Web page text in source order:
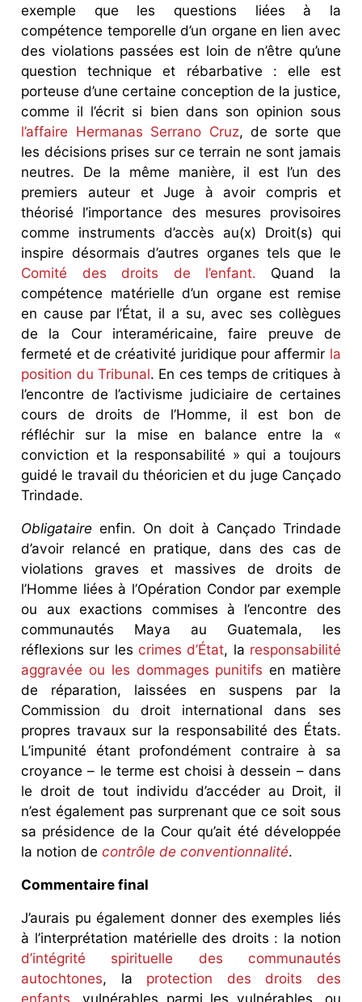
exemple que les questions liées à la
compétence temporelle d’un organe en lien avec
des violations passées est loin de n’être qu’une
question technique et rébarbative : elle est
porteuse d’une certaine conception de la justice,
comme il l’écrit si bien dans son opinion sous
l’affaire Hermanas Serrano Cruz, de sorte que
les décisions prises sur ce terrain ne sont jamais
neutres. De la même manière, il est l’un des
premiers auteur et Juge à avoir compris et
théorisé l’importance des mesures provisoires
comme instruments d’accès au(x) Droit(s) qui
inspire désormais d’autres organes tels que le
Comité des droits de l’enfant. Quand la
compétence matérielle d’un organe est remise
en cause par l’État, il a su, avec ses collègues
de la Cour interaméricaine, faire preuve de
fermeté et de créativité juridique pour affermir la
position du Tribunal. En ces temps de critiques à
l’encontre de l’activisme judiciaire de certaines
cours de droits de l’Homme, il est bon de
réfléchir sur la mise en balance entre la «
conviction et la responsabilité » qui a toujours
guidé le travail du théoricien et du juge Cançado
Trindade.
Obligataire enfin. On doit à Cançado Trindade
d’avoir relancé en pratique, dans des cas de
violations graves et massives de droits de
l’Homme liées à l’Opération Condor par exemple
ou aux exactions commises à l’encontre des
communautés Maya au Guatemala, les
réflexions sur les crimes d’État, la responsabilité
aggravée ou les dommages punitifs en matière
de réparation, laissées en suspens par la
Commission du droit international dans ses
propres travaux sur la responsabilité des États.
L’impunité étant profondément contraire à sa
croyance – le terme est choisi à dessein – dans
le droit de tout individu d’accéder au Droit, il
n’est également pas surprenant que ce soit sous
sa présidence de la Cour qu’ait été développée
la notion decontrôle de conventionnalité.
Commentaire final
J’aurais pu également donner des exemples liés
à l’interprétation matérielle des droits : la notion
d’intégrité spirituelle des communautés
autochtones, la protection des droits des
enfants , vulnérables parmi les vulnérables, ou